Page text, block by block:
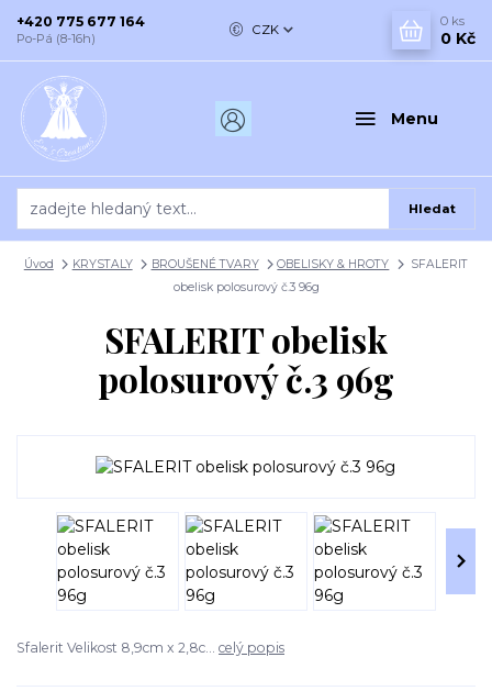
Menu
CZK
Hledat
+420 775 677 164
Po-Pá (8-16h)
0 ks
0 Kč
Úvod KRYSTALY BROUŠENÉ TVARY OBELISKY & HROTY
SFALERIT
obelisk polosurový č.3 96g
SFALERIT obelisk
polosurový č.3 96g
Sfalerit Velikost 8,9cm x 2,8c... celý popis